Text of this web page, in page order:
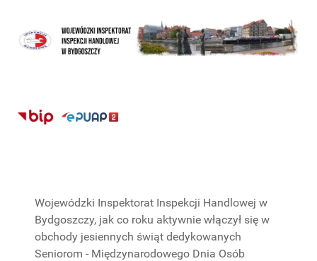
Wojewódzki Inspektorat Inspekcji Handlowej w
Bydgoszczy, jak co roku aktywnie włączył się w
obchody jesiennych świąt dedykowanych
Seniorom - Międzynarodowego Dnia Osób